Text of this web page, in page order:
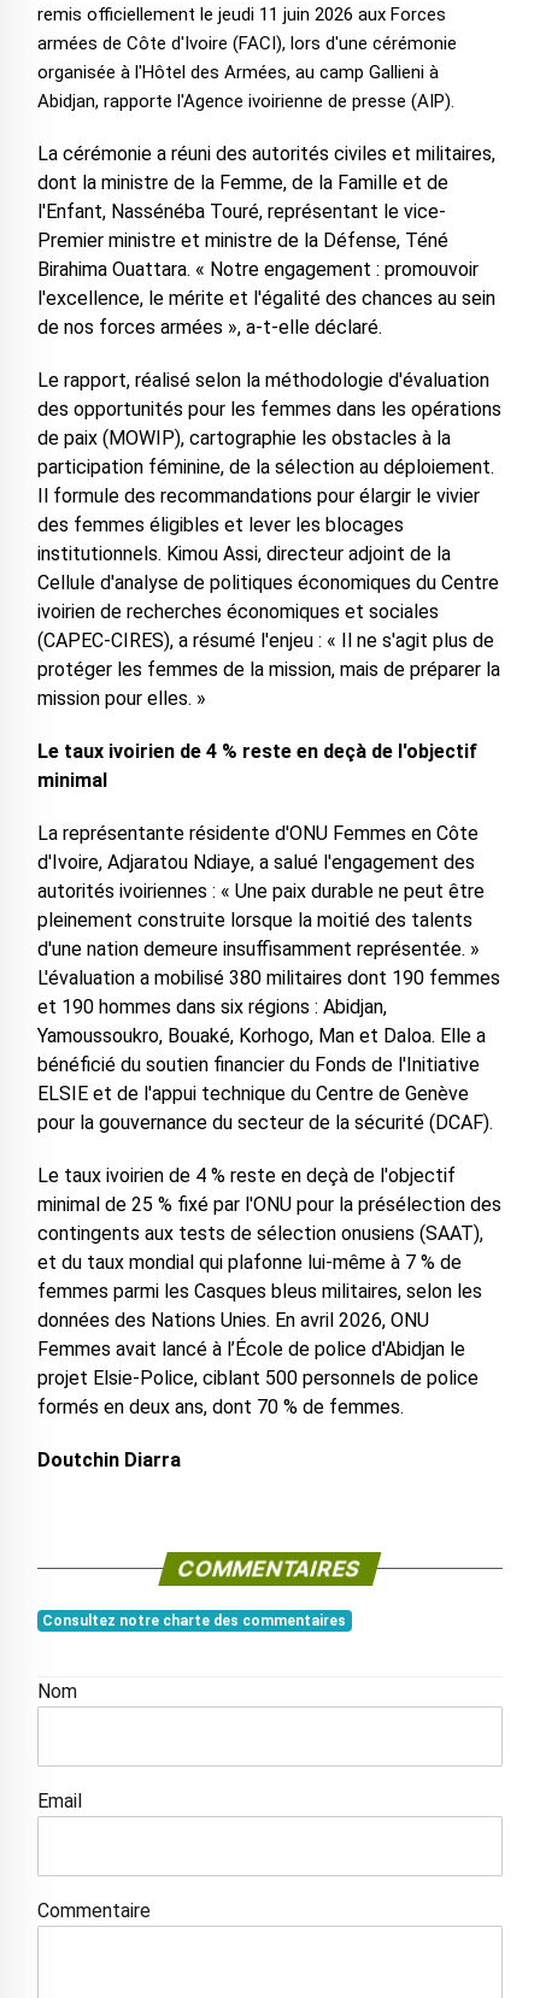
remis officiellement le jeudi 11 juin 2026 aux Forces
armées de Côte d'Ivoire (FACI), lors d'une cérémonie
organisée à l'Hôtel des Armées, au camp Gallieni à
Abidjan, rapporte l'Agence ivoirienne de presse (AIP).
La cérémonie a réuni des autorités civiles et militaires,
dont la ministre de la Femme, de la Famille et de
l'Enfant, Nassénéba Touré, représentant le vice-
Premier ministre et ministre de la Défense, Téné
Birahima Ouattara. « Notre engagement : promouvoir
l'excellence, le mérite et l'égalité des chances au sein
de nos forces armées », a-t-elle déclaré.
Le rapport, réalisé selon la méthodologie d'évaluation
des opportunités pour les femmes dans les opérations
de paix (MOWIP), cartographie les obstacles à la
participation féminine, de la sélection au déploiement.
Il formule des recommandations pour élargir le vivier
des femmes éligibles et lever les blocages
institutionnels. Kimou Assi, directeur adjoint de la
Cellule d'analyse de politiques économiques du Centre
ivoirien de recherches économiques et sociales
(CAPEC-CIRES), a résumé l'enjeu : « Il ne s'agit plus de
protéger les femmes de la mission, mais de préparer la
mission pour elles. »
Le taux ivoirien de 4 % reste en deçà de l'objectif
minimal
La représentante résidente d'ONU Femmes en Côte
d'Ivoire, Adjaratou Ndiaye, a salué l'engagement des
autorités ivoiriennes : « Une paix durable ne peut être
pleinement construite lorsque la moitié des talents
d'une nation demeure insuffisamment représentée. »
L'évaluation a mobilisé 380 militaires dont 190 femmes
et 190 hommes dans six régions : Abidjan,
Yamoussoukro, Bouaké, Korhogo, Man et Daloa. Elle a
bénéficié du soutien financier du Fonds de l'Initiative
ELSIE et de l'appui technique du Centre de Genève
pour la gouvernance du secteur de la sécurité (DCAF).
Le taux ivoirien de 4 % reste en deçà de l'objectif
minimal de 25 % fixé par l'ONU pour la présélection des
contingents aux tests de sélection onusiens (SAAT),
et du taux mondial qui plafonne lui-même à 7 % de
femmes parmi les Casques bleus militaires, selon les
données des Nations Unies. En avril 2026, ONU
Femmes avait lancé à l’École de police d'Abidjan le
projet Elsie-Police, ciblant 500 personnels de police
formés en deux ans, dont 70 % de femmes.
Doutchin Diarra
COMMENTAIRES
Consultez notre charte des commentaires
Nom
Email
Commentaire